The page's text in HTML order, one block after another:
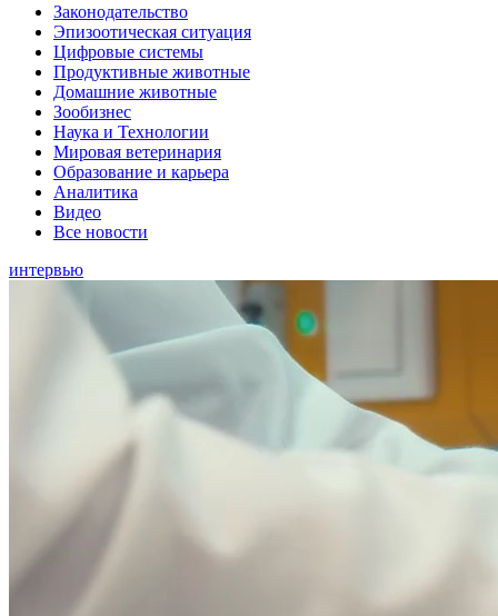
Законодательство
Эпизоотическая ситуация
Цифровые системы
Продуктивные животные
Домашние животные
Зообизнес
Наука и Технологии
Мировая ветеринария
Образование и карьера
Аналитика
Видео
Все новости
интервью